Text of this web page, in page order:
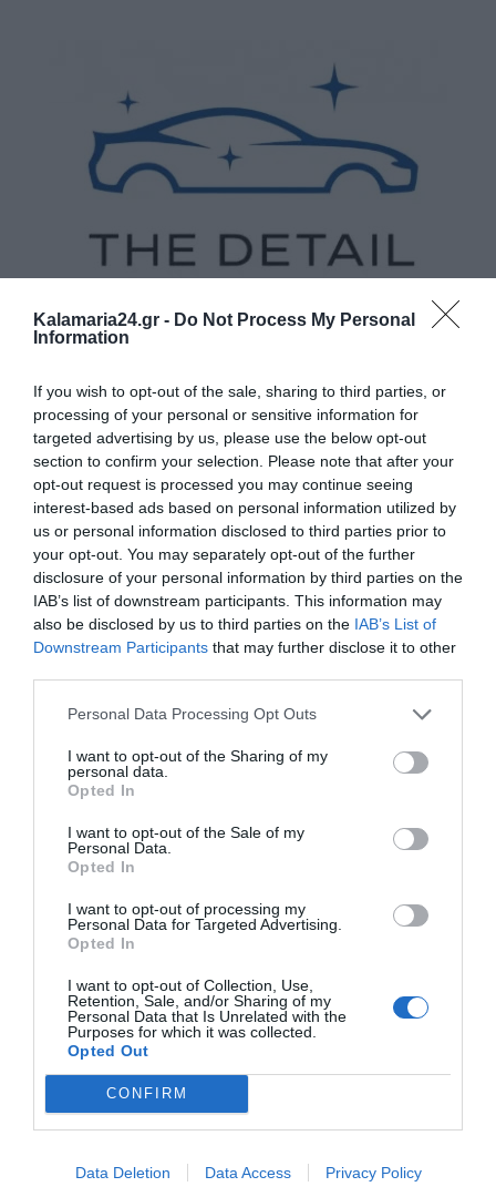
Kalamaria24.gr - Do Not Process My Personal
Information
If you wish to opt-out of the sale, sharing to third parties, or
processing of your personal or sensitive information for
targeted advertising by us, please use the below opt-out
section to confirm your selection. Please note that after your
opt-out request is processed you may continue seeing
interest-based ads based on personal information utilized by
us or personal information disclosed to third parties prior to
your opt-out. You may separately opt-out of the further
disclosure of your personal information by third parties on the
IAB’s list of downstream participants. This information may
also be disclosed by us to third parties on the IAB’s List of
Downstream Participants that may further disclose it to other
Personal Data Processing Opt Outs
I want to opt-out of the Sharing of my
personal data.
Opted In
I want to opt-out of the Sale of my
Personal Data.
Opted In
I want to opt-out of processing my
Personal Data for Targeted Advertising.
Opted In
I want to opt-out of Collection, Use,
Retention, Sale, and/or Sharing of my
Personal Data that Is Unrelated with the
Purposes for which it was collected.
Opted Out
CONFIRM
Data Deletion Data Access Privacy Policy